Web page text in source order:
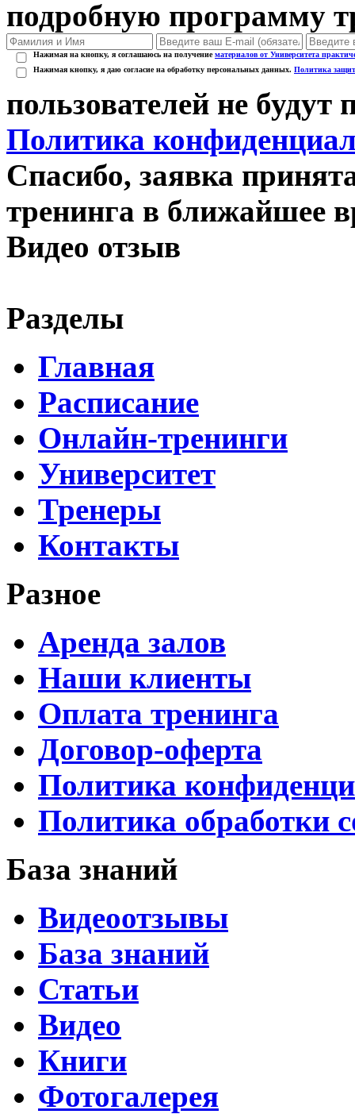
подробную программу
Нажимая на кнопку, я соглашаюсь на получениематериалов от Университета
Нажимая кнопку, я даю согласие на обработку персональных данных. Политика
пользователей не
Политика
Спасибо, заявка
тренинга в ближайшее
Видео отзыв
Разделы
Главная
Расписание
Онлайн-тренинги
Университет
Тренеры
Контакты
Разное
Аренда залов
Наши клиенты
Оплата тренинга
Договор-оферта
Политика
Политика обработки
База знаний
Видеоотзывы
База знаний
Статьи
Видео
Книги
Фотогалерея